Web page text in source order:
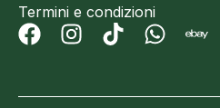
Termini e condizioni